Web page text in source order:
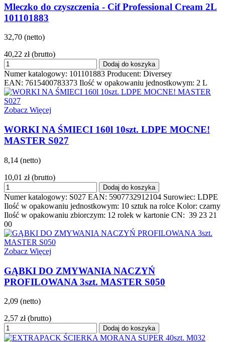
Mleczko do czyszczenia - Cif Professional Cream 2L
101101883
32,70 (netto)
40,22 zł (brutto)
Dodaj do koszyka
Numer katalogowy: 101101883 Producent: Diversey
EAN: 7615400783373 Ilość w opakowaniu jednostkowym: 2 L
Zobacz Więcej
WORKI NA ŚMIECI 160l 10szt. LDPE MOCNE!
MASTER S027
8,14 (netto)
10,01 zł (brutto)
Dodaj do koszyka
Numer katalogowy: S027 EAN: 5907732912104 Surowiec: LDPE
Ilość w opakowaniu jednostkowym: 10 sztuk na rolce Kolor: czarny
Ilość w opakowaniu zbiorczym: 12 rolek w kartonie CN: 39 23 21
00
Zobacz Więcej
GĄBKI DO ZMYWANIA NACZYŃ
PROFILOWANA 3szt. MASTER S050
2,09 (netto)
2,57 zł (brutto)
Dodaj do koszyka